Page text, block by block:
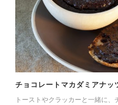
チョコレートマカダミアナッ
トーストやクラッカーと一緒に